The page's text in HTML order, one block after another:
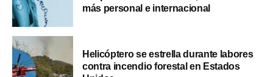
más personal e internacional
Helicóptero se estrella durante labores
contra incendio forestal en Estados